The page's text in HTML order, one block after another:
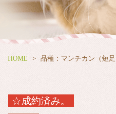
HOME 品種：マンチカン（短足
☆成約済み。